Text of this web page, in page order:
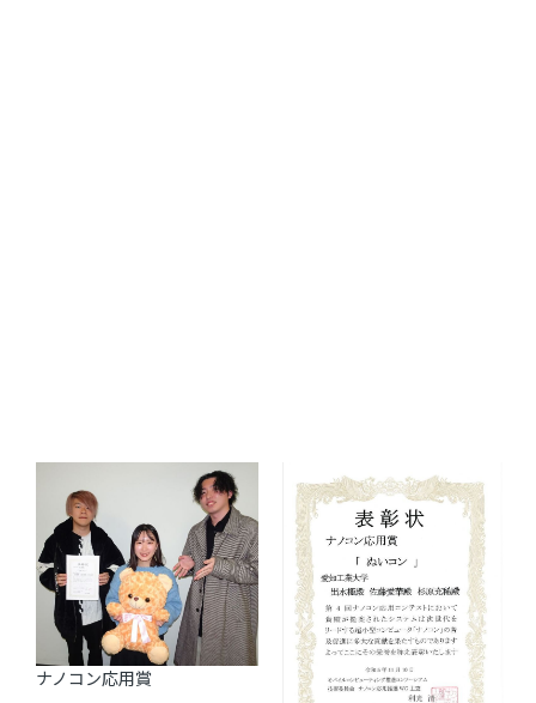
ナノコン応用賞